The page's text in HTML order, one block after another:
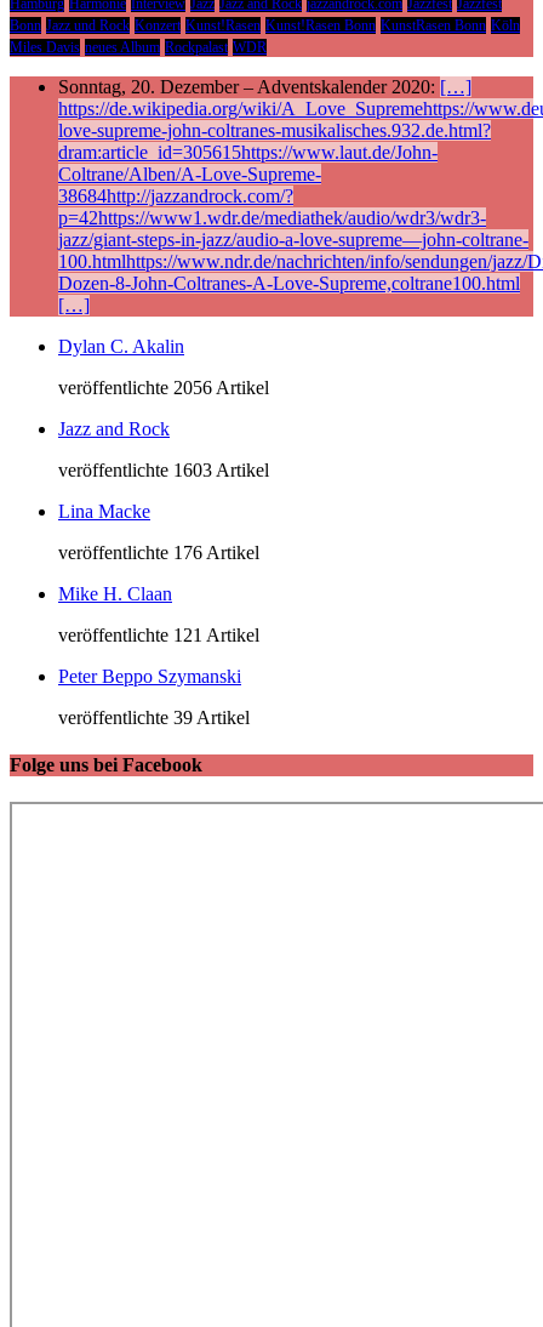
Bonn Jazz und Rock Konzert Kunst!Rasen Kunst!Rasen Bonn KunstRasen Bonn Köln
Miles Davis neues Album Rockpalast WDR
Sonntag, 20. Dezember – Adventskalender 2020: […]
https://de.wikipedia.org/wiki/A_Love_Supremehttps://
love-supreme-john-coltranes-musikalisches.932.de.html?
dram:article_id=305615https://www.laut.de/John-
Coltrane/Alben/A-Love-Supreme-
38684http://jazzandrock.com/?
p=42https://www1.wdr.de/mediathek/audio/wdr3/wdr3-
jazz/giant-steps-in-jazz/audio-a-love-supreme—john-coltrane-
100.htmlhttps://www.ndr.de/nachrichten/info/sendungen/jazz/
Dozen-8-John-Coltranes-A-Love-Supreme,coltrane100.html
[…]
Dylan C. Akalin
veröffentlichte 2056 Artikel
Jazz and Rock
veröffentlichte 1603 Artikel
Lina Macke
veröffentlichte 176 Artikel
Mike H. Claan
veröffentlichte 121 Artikel
Peter Beppo Szymanski
veröffentlichte 39 Artikel
Folge uns bei Facebook